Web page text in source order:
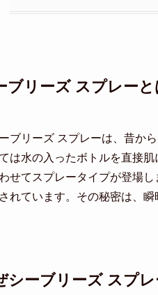
ブリーズ スプレーと
ブリーズ スプレーは、昔か
は水の入ったボトルを直接
せてスプレータイプが登場
れています。その秘密は、瞬
シーブリーズ スプ